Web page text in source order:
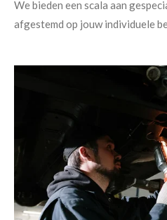
We bieden een scala aan
afgestemd op jouw individuele